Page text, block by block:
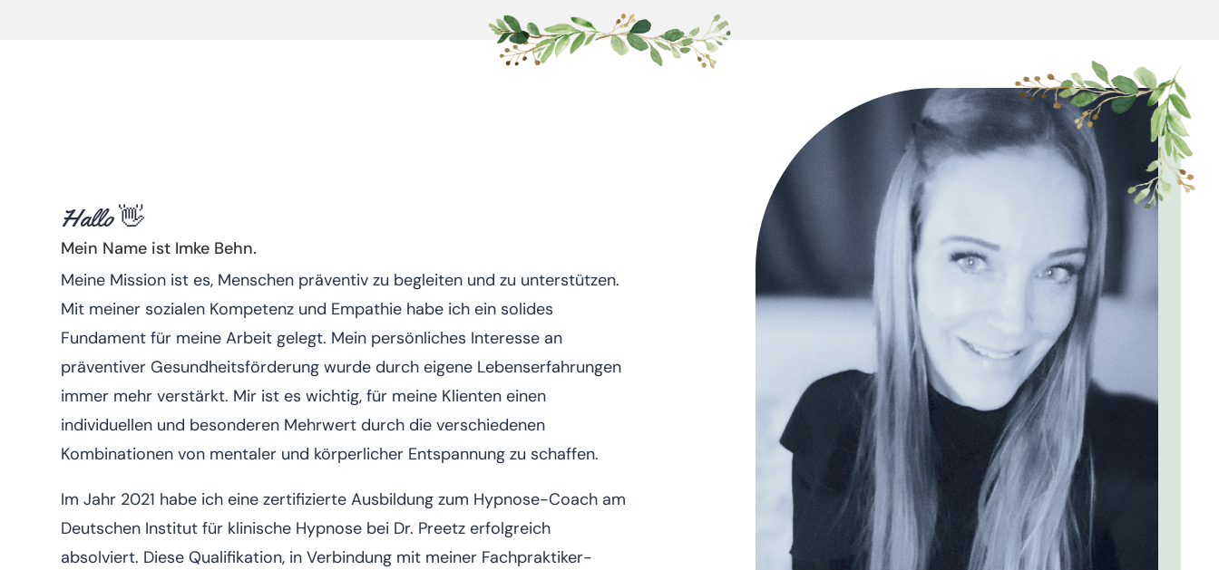
Hallo 👋
Mein Name ist Imke Behn.
Meine Mission ist es, Menschen präventiv zu begleiten und zu unterstützen.
Mit meiner sozialen Kompetenz und Empathie habe ich ein solides
Fundament für meine Arbeit gelegt. Mein persönliches Interesse an
präventiver Gesundheitsförderung wurde durch eigene Lebenserfahrungen
immer mehr verstärkt. Mir ist es wichtig, für meine Klienten einen
individuellen und besonderen Mehrwert durch die verschiedenen
Kombinationen von mentaler und körperlicher Entspannung zu schaffen.
Im Jahr 2021 habe ich eine zertifizierte Ausbildung zum Hypnose-Coach am
Deutschen Institut für klinische Hypnose bei Dr. Preetz erfolgreich
absolviert. Diese Qualifikation, in Verbindung mit meiner Fachpraktiker-